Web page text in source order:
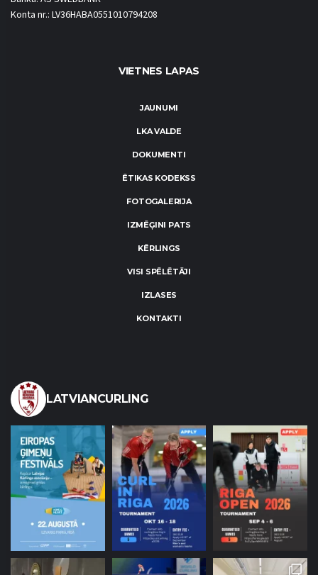
Konta nr.: LV36HABA0551010794208
VIETNES LAPAS
JAUNUMI
LKA VALDE
DOKUMENTI
ĒTIKAS KODEKSS
FOTOGALERIJA
IZMĒĢINI PATS
KĒRLINGS
VISI SPĒLĒTĀJI
IZLASES
KONTAKTI
LATVIANCURLING